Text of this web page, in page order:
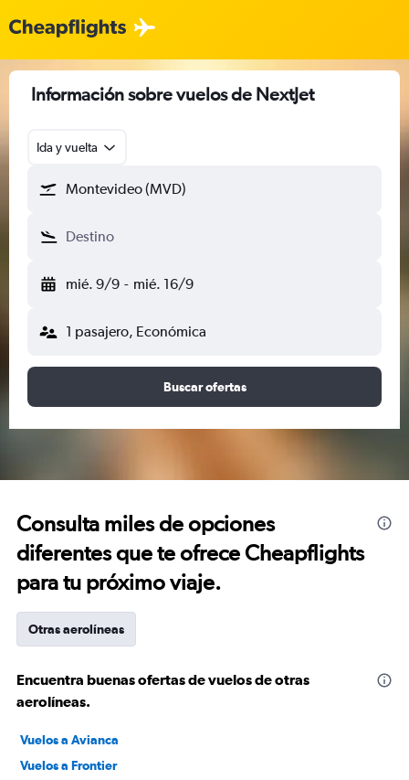
Información sobre vuelos de NextJet
Ida y vuelta
Montevideo (MVD)
Destino
mié. 9/9 - mié. 16/9
1 pasajero, Económica
Buscar ofertas
Consulta miles de opciones
diferentes que te ofrece Cheapflights
para tu próximo viaje.
Otras aerolíneas
Encuentra buenas ofertas de vuelos de otras
aerolíneas.
Vuelos a Avianca
Vuelos a Frontier